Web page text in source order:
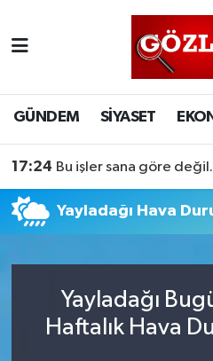
GÜNDEM SİYASET
17:24 Bu işler sana göre
Yayladağı Hava
Yayladağı
Haftalık Hava
SİYASET
EKONOMİ
SPOR
EĞİTİM
Ordu Nöbetçi Eczaneler
Ordu Hava Durumu
Ordu Namaz Vakitleri
Ordu Trafik Yoğunluk
Tüm Manşetler
Son Dakika Haberleri